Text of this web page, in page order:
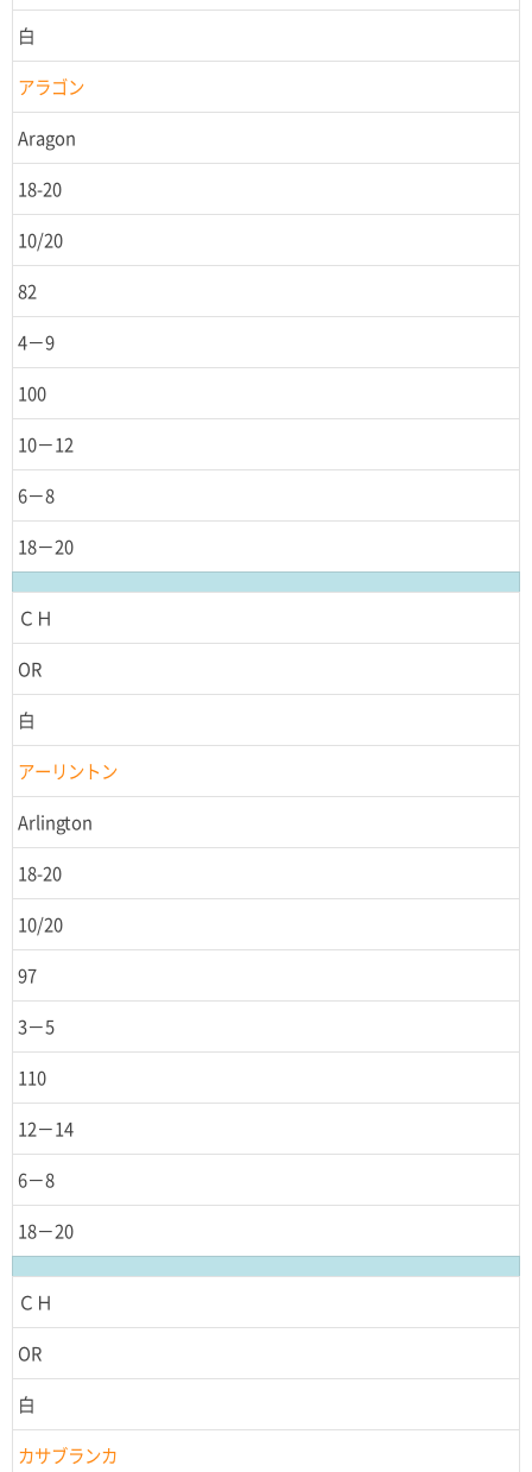
白
アラゴン
Aragon
18-20
10/20
82
4－9
100
10－12
6－8
18－20
ＣＨ
OR
白
アーリントン
Arlington
18-20
10/20
97
3－5
110
12－14
6－8
18－20
ＣＨ
OR
白
カサブランカ